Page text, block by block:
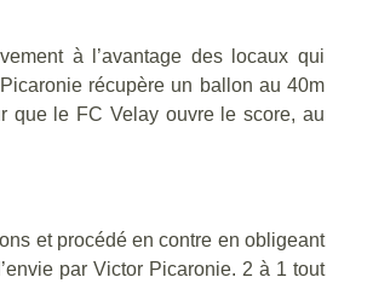
à l’avantage des locaux qui
récupère un ballon au 40m
que le FC Velay ouvre le score, au
et procédé en contre en obligeant
par Victor Picaronie. 2 à 1 tout